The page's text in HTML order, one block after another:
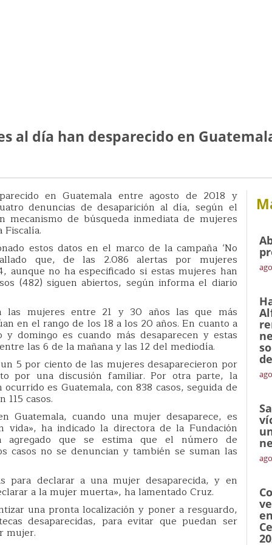
al día han desparecido en
en Guatemala entre agosto de 2018 y
denuncias de desaparición al día, según el
mecanismo de búsqueda inmediata de mujeres
estos datos en el marco de la campaña ‘No
que, de las 2.086 alertas por mujeres
aunque no ha especificado si estas mujeres han
(482) siguen abiertos, según informa el diario
las mujeres entre 21 y 30 años las que más
en el rango de los 18 a los 20 años. En cuanto a
domingo es cuando más desaparecen y estas
las 6 de la mañana y las 12 del mediodía.
5 por ciento de las mujeres desaparecieron por
por una discusión familiar. Por otra parte, la
es Guatemala, con 838 casos, seguida de
115 casos.
Guatemala, cuando una mujer desaparece, es
ha indicado la directora de la Fundación
agregado que se estima que el número de
casos no se denuncian y también se suman las
para declarar a una mujer desaparecida, y en
a la mujer muerta», ha lamentado Cruz.
una pronta localización y poner a resguardo,
desaparecidas, para evitar que puedan ser
mujer.